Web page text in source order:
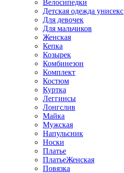
Велосипедки
Детская одежда унисекс
Для девочек
Для мальчиков
Женская
Кепка
Козырек
Комбинезон
Комплект
Костюм
Куртка
Леггинсы
Лонгслив
Майка
Мужская
Напульсник
Носки
Платье
ПлатьеЖенская
Повязка